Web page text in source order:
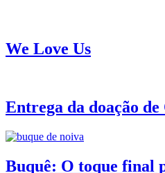
We Love Us
Entrega da doação
Buquê: O toque final